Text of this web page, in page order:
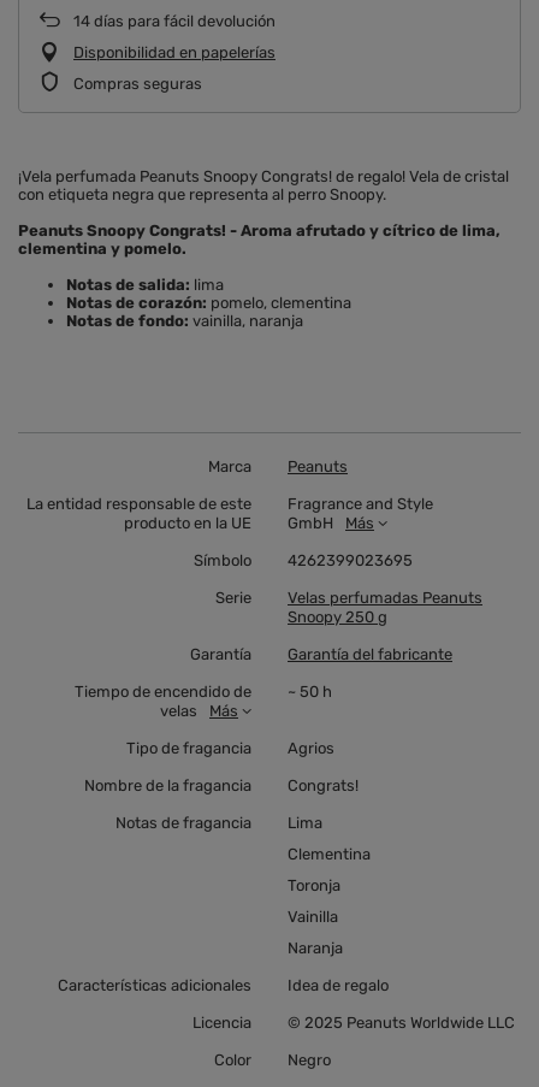
14 días para fácil devolución
Disponibilidad en papelerías
Compras seguras
¡Vela perfumada Peanuts Snoopy Congrats! de regalo! Vela de cristal
con etiqueta negra que representa al perro Snoopy.
Peanuts Snoopy Congrats! - Aroma afrutado y cítrico de lima,
clementina y pomelo.
Notas de salida: lima
Notas de corazón: pomelo, clementina
Notas de fondo: vainilla, naranja
Marca Peanuts
La entidad responsable de este
producto en la UE
Fragrance and Style
GmbH
Más
Símbolo 4262399023695
Serie
Velas perfumadas Peanuts
Snoopy 250 g
Garantía Garantía del fabricante
Tiempo de encendido de
velas
Más
~ 50 h
Tipo de fragancia Agrios
Nombre de la fragancia Congrats!
Notas de fragancia
Lima
Clementina
Toronja
Vainilla
Naranja
Características adicionales Idea de regalo
Licencia © 2025 Peanuts Worldwide LLC
Color Negro